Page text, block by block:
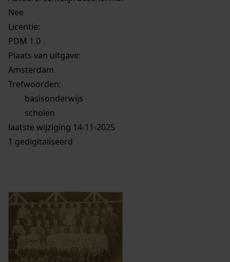
Nee
Licentie:
PDM 1.0
Plaats van uitgave:
Amsterdam
Trefwoorden:
basisonderwijs
scholen
laatste wijziging 14-11-2025
1 gedigitaliseerd